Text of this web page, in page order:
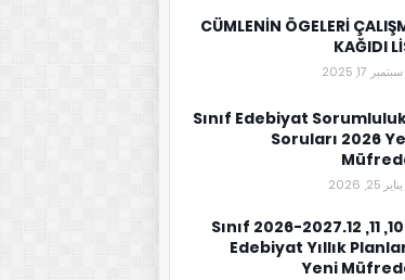
CÜMLENİN ÖGELERİ
KAĞIDI
سبتمبر 17, 2025
9.Sınıf Edebiyat
Soruları 2026
يناير 25, 2026
9, 10, 11, 12.Sınıf 2026-2027
Edebiyat Yıllık
Yeni